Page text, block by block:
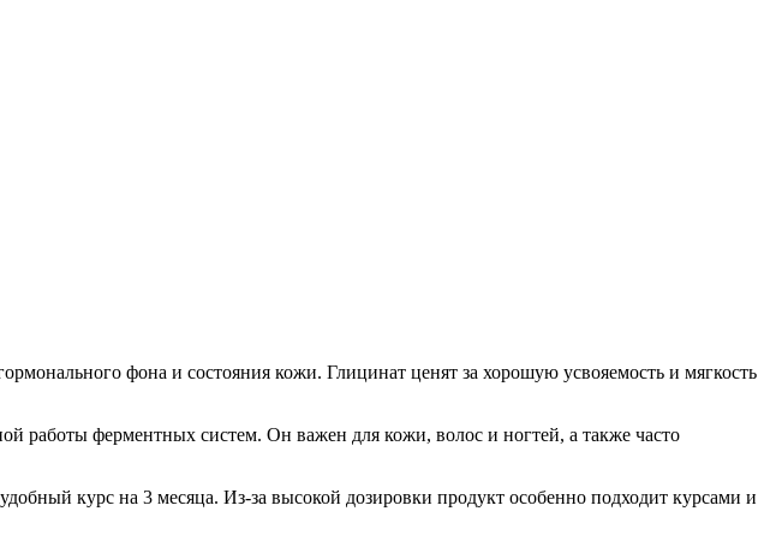
фона и состояния кожи. Глицинат ценят за хорошую усвояемость и мягкость
работы ферментных систем. Он важен для кожи, волос и ногтей, а также часто
курс на 3 месяца. Из-за высокой дозировки продукт особенно подходит курсами и